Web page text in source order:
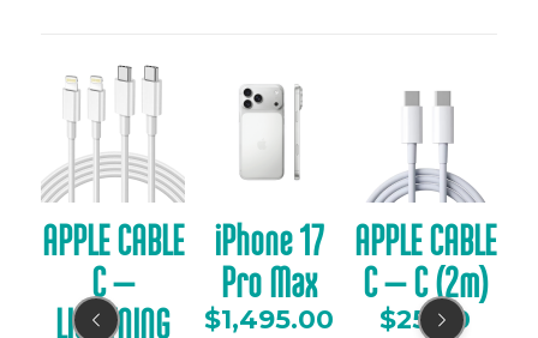
APPLE CABLE
C –
LIGHTNING
iPhone 17
Pro Max
$1,495.00
APPLE CABLE
C – C (2m)
$25.00